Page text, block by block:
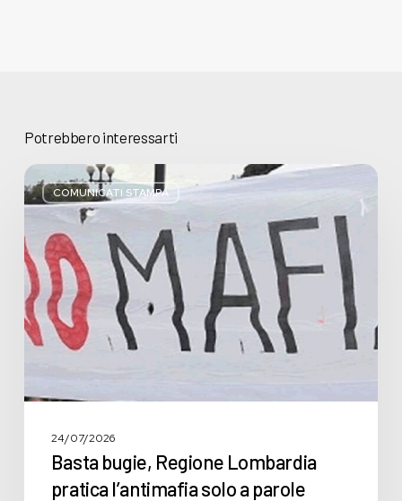
Potrebbero interessarti
COMUNICATI STAMPA
Basta
bugie,
Regione
Lombardia
pratica
l’antimafia
solo
a
parole
24/07/2026
Basta bugie, Regione Lombardia
pratica l’antimafia solo a parole